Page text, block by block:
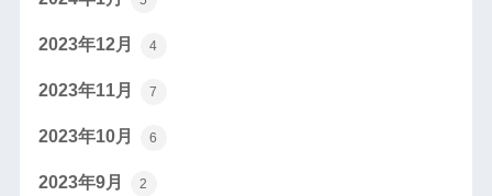
2023年12月 4
2023年11月 7
2023年10月 6
2023年9月 2